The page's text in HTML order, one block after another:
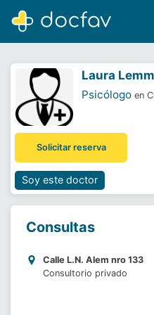
Software
¿Eres
Laura
Psicólogo en
Solicitar reserva
Soy este doctor
Consultas
Calle L.N. Alem nro 133
Consultorio privado